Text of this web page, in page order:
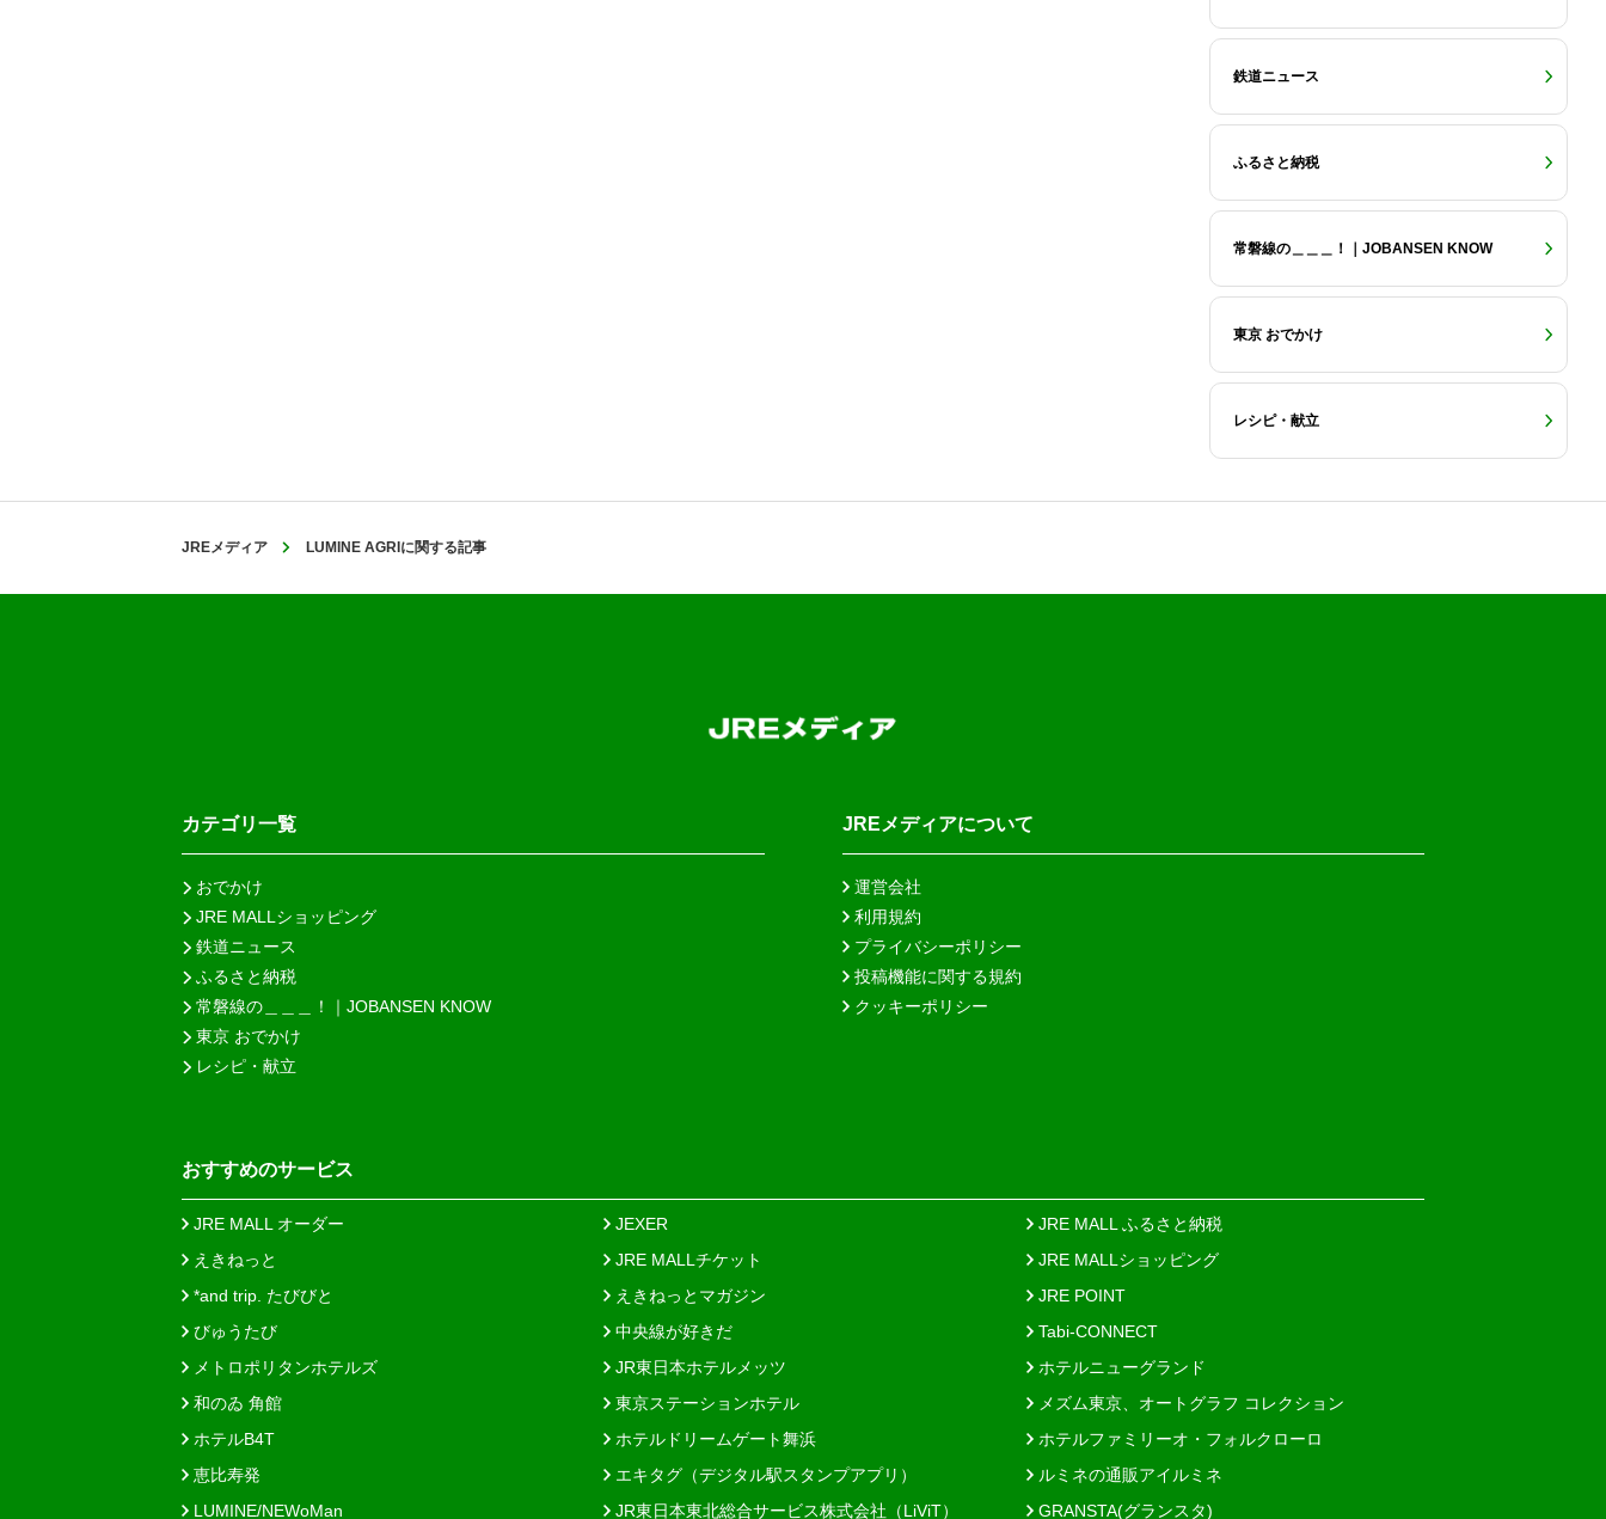
鉄道ニュース
ふるさと納税
常磐線の＿＿＿！｜JOBANSEN KNOW
東京 おでかけ
レシピ・献立
JREメディア LUMINE AGRIに関する記事
カテゴリ一覧
おでかけ
JRE MALLショッピング
鉄道ニュース
ふるさと納税
常磐線の＿＿＿！｜JOBANSEN KNOW
東京 おでかけ
レシピ・献立
JREメディアについて
運営会社
利用規約
プライバシーポリシー
投稿機能に関する規約
クッキーポリシー
おすすめのサービス
JRE MALL オーダー JEXER
JRE MALL ふるさと納税
えきねっと
JRE MALLチケット
JRE MALLショッピング
*and trip. たびびと
えきねっとマガジン
JRE POINT
びゅうたび
中央線が好きだ
Tabi-CONNECT
メトロポリタンホテルズ
JR東日本ホテルメッツ
ホテルニューグランド
和のゐ 角館
東京ステーションホテル
メズム東京、オートグラフ コレクション
ホテルB4T
ホテルドリームゲート舞浜
ホテルファミリーオ・フォルクローロ
恵比寿発
エキタグ（デジタル駅スタンプアプリ）
ルミネの通販アイルミネ
LUMINE/NEWoMan
JR東日本東北総合サービス株式会社（LiViT） GRANSTA(グランスタ)